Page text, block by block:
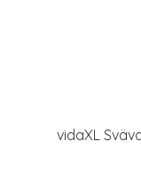
vidaXL